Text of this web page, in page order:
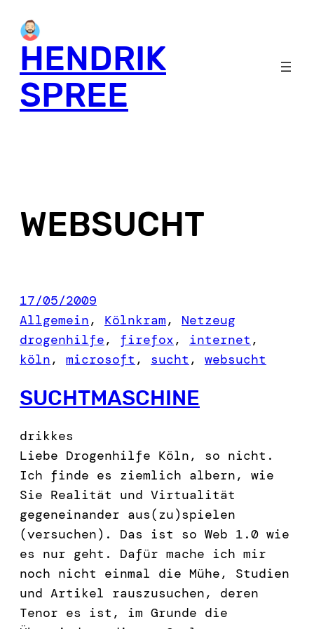
content
HENDRIK
SPREE
WEBSUCHT
17/05/2009
Allgemein, Kölnkram, Netzeug
drogenhilfe, firefox, internet
köln, microsoft , sucht , websucht
SUCHTMASCHINE
drikkes
Liebe Drogenhilfe Köln, so nicht.
Ich finde es ziemlich albern, wie
Sie Realität und Virtualität
gegeneinander aus(zu)spielen
(versuchen). Das ist so Web 1.0 wie
es nur geht. Dafür mache ich mir
noch nicht einmal die Mühe, Studien
und Artikel rauszusuchen, deren
Tenor es ist, im Grunde die